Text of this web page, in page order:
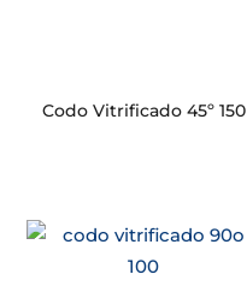
Codo Vitrificado 45º 150